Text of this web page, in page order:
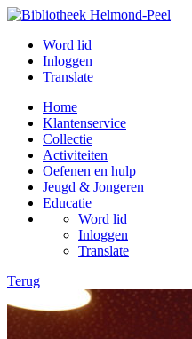
Word lid
Inloggen
Translate
Home
Klantenservice
Collectie
Activiteiten
Oefenen en hulp
Jeugd & Jongeren
Educatie
Word lid
Inloggen
Translate
Terug